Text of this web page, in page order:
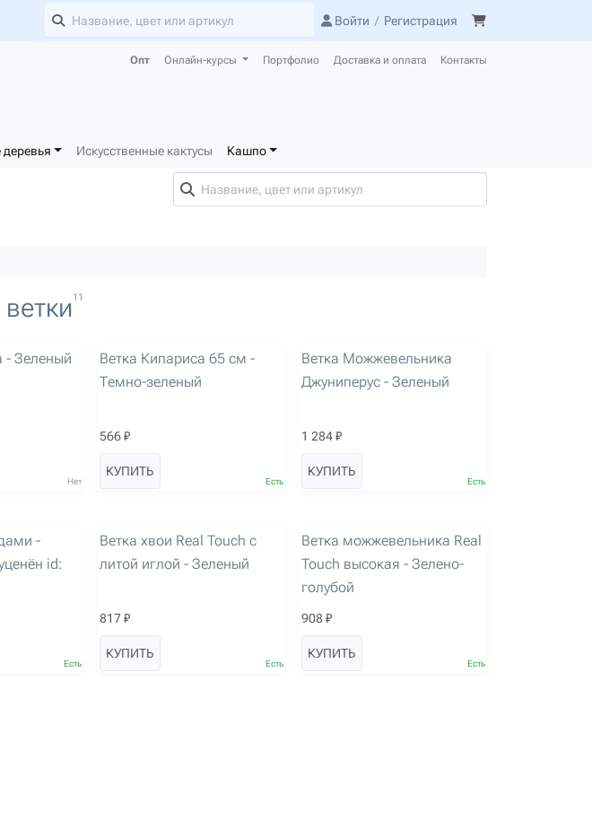
Войти / Регистрация
Опт Онлайн-курсы Портфолио Доставка и оплата Контакты
деревья Искусственные кактусы Кашпо
11
- Зеленый
Нет
Ветка Кипариса 65 см -
Темно-зеленый
566 ₽
КУПИТЬ
Есть
Ветка Можжевельника
Джуниперус - Зеленый
1 284 ₽
КУПИТЬ
Есть
-
id:
Есть
Ветка хвои Real Touch с
литой иглой - Зеленый
817 ₽
КУПИТЬ
Есть
Ветка можжевельника Real
Touch высокая - Зелено-
голубой
908 ₽
КУПИТЬ
Есть